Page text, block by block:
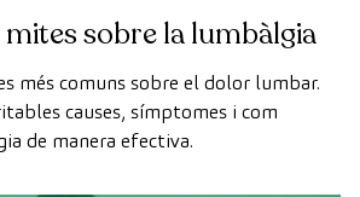
sobre la lumbàlgia
més comuns sobre el dolor lumbar.
causes, símptomes i com
de manera efectiva.